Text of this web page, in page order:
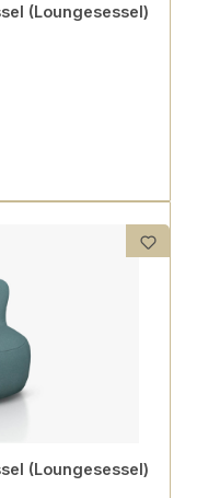
(Loungesessel)
(Loungesessel)